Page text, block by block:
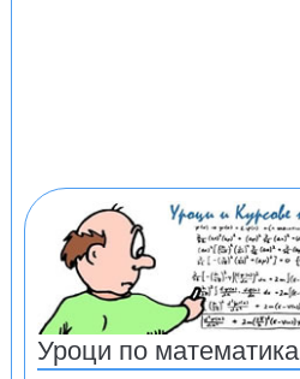
Уроци по математика